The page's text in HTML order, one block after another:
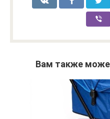
Вам также